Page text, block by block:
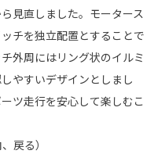
見直しました。モータース
チを独立配置とすることで
外周にはリング状のイルミ
やすいデザインとしまし
ツ走行を安心して楽しむこ
戻る）